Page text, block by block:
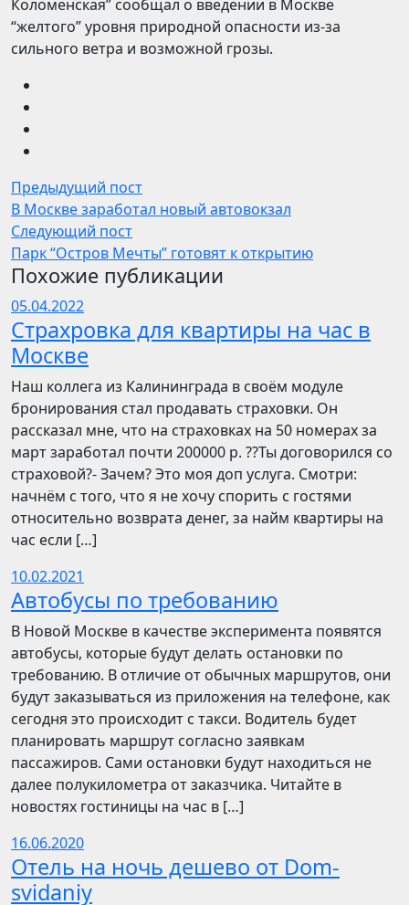
Коломенская” сообщал о введении в Москве
“желтого” уровня природной опасности из-за
сильного ветра и возможной грозы.
Предыдущий пост
В Москве заработал новый автовокзал
Следующий пост
Парк “Остров Мечты” готовят к открытию
Похожие публикации
05.04.2022
Страхровка для квартиры на час в
Москве
Наш коллега из Калининграда в своём модуле
бронирования стал продавать страховки. Он
рассказал мне, что на страховках на 50 номерах за
март заработал почти 200000 р. ??Ты договорился со
страховой?- Зачем? Это моя доп услуга. Смотри:
начнём с того, что я не хочу спорить с гостями
относительно возврата денег, за найм квартиры на
час если […]
10.02.2021
Автобусы по требованию
В Новой Москве в качестве эксперимента появятся
автобусы, которые будут делать остановки по
требованию. В отличие от обычных маршрутов, они
будут заказываться из приложения на телефоне, как
сегодня это происходит с такси. Водитель будет
планировать маршрут согласно заявкам
пассажиров. Сами остановки будут находиться не
далее полукилометра от заказчика. Читайте в
новостях гостиницы на час в […]
16.06.2020
Отель на ночь дешево от Dom-
svidaniy